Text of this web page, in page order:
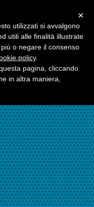
×
utilizzati si avvalgono
utili alle finalità illustrate
o negare il consenso
policy.
pagina, cliccando
in altra maniera,